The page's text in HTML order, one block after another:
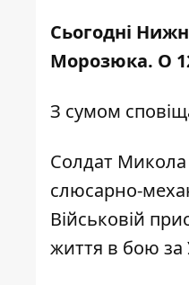
Сьогодні
Морозюка. О
З сумом
Солдат Микола
слюсарно-
Військовій
життя в бою за